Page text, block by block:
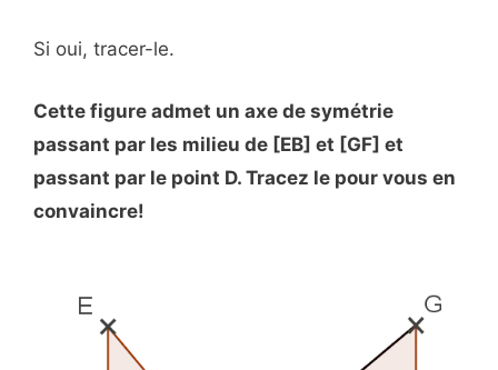
Si oui, tracer-le.
Cette figure admet un axe de symétrie
passant par les milieu de [EB] et [GF] et
passant par le point D. Tracez le pour vous en
convaincre!